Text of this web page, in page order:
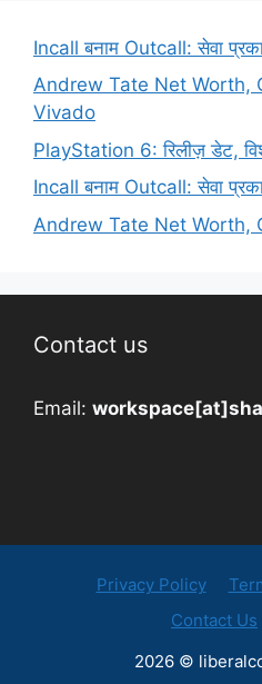
Incall बनाम Outcall: सेवा
Andrew Tate Net Worth,
Vivado
PlayStation 6: रिलीज़ डेट,
Incall बनाम Outcall: सेवा
Andrew Tate Net Worth,
Contact us
Email:
Privacy Policy
Contact Us
2026 ©